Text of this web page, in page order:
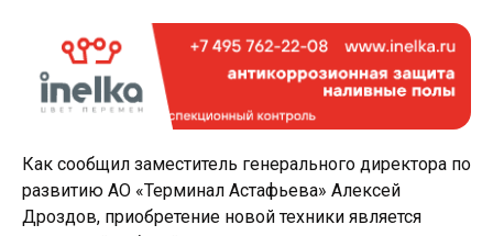
Как сообщил заместитель генерального директора по
развитию АО «Терминал Астафьева» Алексей
Дроздов, приобретение новой техники является